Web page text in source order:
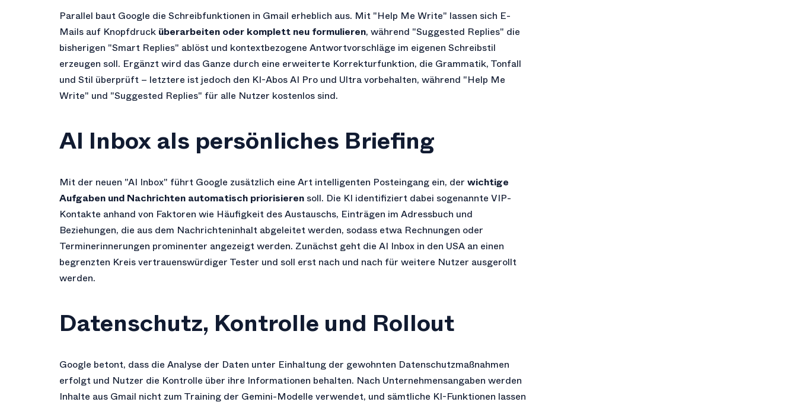
Parallel baut Google die Schreibfunktionen in Gmail erheblich aus. Mit "Help Me Write" lassen sich E-
Mails auf Knopfdruck überarbeiten oder komplett neu formulieren, während "Suggested Replies" die
bisherigen "Smart Replies" ablöst und kontextbezogene Antwortvorschläge im eigenen Schreibstil
erzeugen soll. Ergänzt wird das Ganze durch eine erweiterte Korrekturfunktion, die Grammatik, Tonfall
und Stil überprüft – letztere ist jedoch den KI-Abos AI Pro und Ultra vorbehalten, während "Help Me
Write" und "Suggested Replies" für alle Nutzer kostenlos sind.
AI Inbox als persönliches Briefing
Mit der neuen "AI Inbox" führt Google zusätzlich eine Art intelligenten Posteingang ein, der wichtige
Aufgaben und Nachrichten automatisch priorisieren soll. Die KI identifiziert dabei sogenannte VIP-
Kontakte anhand von Faktoren wie Häufigkeit des Austauschs, Einträgen im Adressbuch und
Beziehungen, die aus dem Nachrichteninhalt abgeleitet werden, sodass etwa Rechnungen oder
Terminerinnerungen prominenter angezeigt werden. Zunächst geht die AI Inbox in den USA an einen
begrenzten Kreis vertrauenswürdiger Tester und soll erst nach und nach für weitere Nutzer ausgerollt
werden.
Datenschutz, Kontrolle und Rollout
Google betont, dass die Analyse der Daten unter Einhaltung der gewohnten Datenschutzmaßnahmen
erfolgt und Nutzer die Kontrolle über ihre Informationen behalten. Nach Unternehmensangaben werden
Inhalte aus Gmail nicht zum Training der Gemini-Modelle verwendet, und sämtliche KI-Funktionen lassen